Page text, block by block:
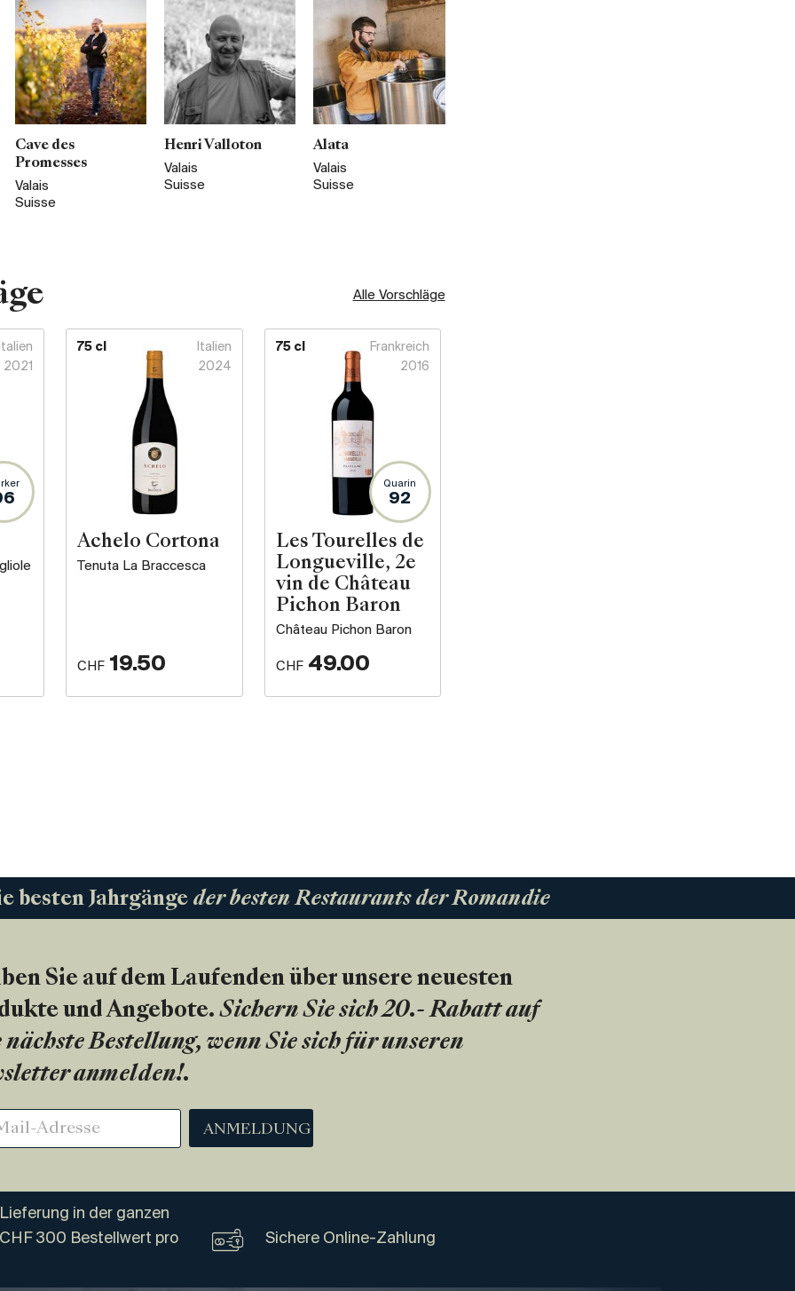
Cave des
Promesses
Valais
Suisse
Henri Valloton
Valais
Suisse
Alata
Valais
Suisse
Alle Vorschläge
2021
75 cl
Italien
2024
Achelo Cortona
Tenuta La Braccesca
CHF 19.50
75 cl
Frankreich
2016
Quarin
92
Les Tourelles de
Longueville, 2e
vin de Château
Pichon Baron
Château Pichon Baron
CHF 49.00
besten Jahrgänge der besten Restaurants der Romandie
Sie auf dem Laufenden über unsere neuesten
und Angebote. Sichern Sie sich 20.- Rabatt auf
Bestellung, wenn Sie sich für unseren
anmelden!.
ANMELDUNG
in der ganzen
300 Bestellwert pro
Sichere Online-Zahlung